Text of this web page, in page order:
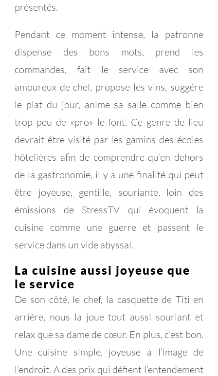
présentés.
Pendant ce moment intense, la patronne
dispense des bons mots, prend les
commandes, fait le service avec son
amoureux de chef, propose les vins, suggère
le plat du jour, anime sa salle comme bien
trop peu de «pro» le font. Ce genre de lieu
devrait être visité par les gamins des écoles
hôtelières afin de comprendre qu’en dehors
de la gastronomie, il y a une finalité qui peut
être joyeuse, gentille, souriante, loin des
émissions de StressTV qui évoquent la
cuisine comme une guerre et passent le
service dans un vide abyssal.
La cuisine aussi joyeuse que
le service
De son côté, le chef, la casquette de Titi en
arrière, nous la joue tout aussi souriant et
relax que sa dame de cœur. En plus, c’est bon.
Une cuisine simple, joyeuse à l’image de
l’endroit. A des prix qui défient l’entendement